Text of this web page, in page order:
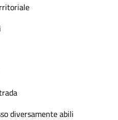
diversamente abili